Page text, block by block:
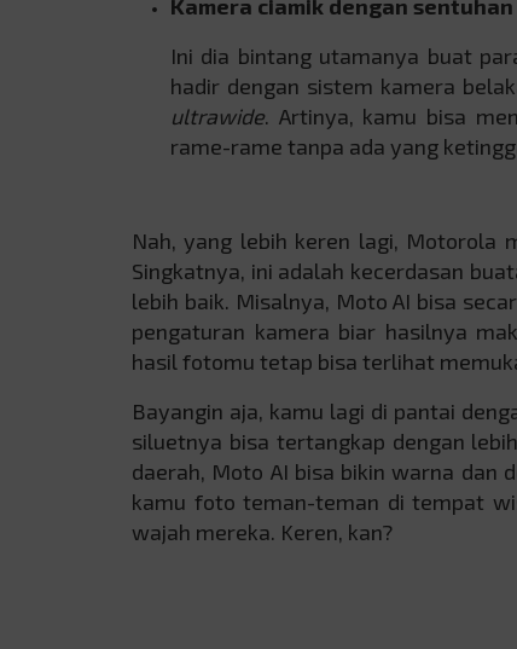
Kamera ciamik dengan
Ini dia bintang utamanya buat
hadir dengan sistem kamera
ultrawide. Artinya, kamu bisa
rame-rame tanpa ada yang
Nah, yang lebih keren lagi, Motorola
Singkatnya, ini adalah kecerdasan
lebih baik. Misalnya, Moto AI bisa
pengaturan kamera biar hasilnya
hasil fotomu tetap bisa terlihat
Bayangin aja, kamu lagi di pantai
siluetnya bisa tertangkap dengan
daerah, Moto AI bisa bikin warna dan
kamu foto teman-teman di tempat
wajah mereka. Keren, kan?